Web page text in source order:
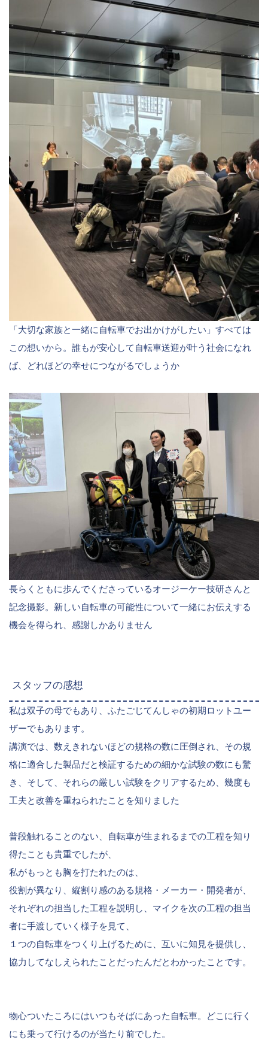
「大切な家族と一緒に自転車でお出かけがしたい」すべては
この想いから。誰もが安心して自転車送迎が叶う社会になれ
ば、どれほどの幸せにつながるでしょうか
長らくともに歩んでくださっているオージーケー技研さんと
記念撮影。新しい自転車の可能性について一緒にお伝えする
機会を得られ、感謝しかありません
スタッフの感想
私は双子の母でもあり、ふたごじてんしゃの初期ロットユー
ザーでもあります。
講演では、数えきれないほどの規格の数に圧倒され、その規
格に適合した製品だと検証するための細かな試験の数にも驚
き、そして、それらの厳しい試験をクリアするため、幾度も
工夫と改善を重ねられたことを知りました
普段触れることのない、自転車が生まれるまでの工程を知り
得たことも貴重でしたが、
私がもっとも胸を打たれたのは、
役割が異なり、縦割り感のある規格・メーカー・開発者が、
それぞれの担当した工程を説明し、マイクを次の工程の担当
者に手渡していく様子を見て、
１つの自転車をつくり上げるために、互いに知見を提供し、
協力してなしえられたことだったんだとわかったことです。
物心ついたころにはいつもそばにあった自転車。どこに行く
にも乗って行けるのが当たり前でした。